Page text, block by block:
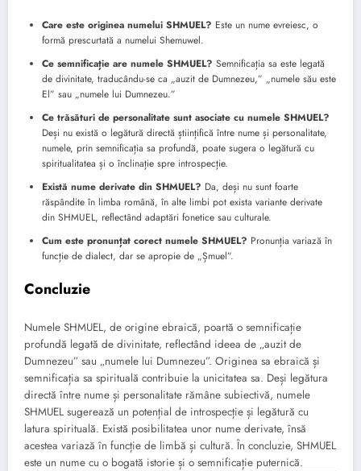
Care este originea numelui SHMUEL? Este un nume evreiesc, o
formă prescurtată a numelui Shemuwel.
Ce semnificație are numele SHMUEL? Semnificația sa este legată
de divinitate, traducându-se ca „auzit de Dumnezeu,” „numele său este
El” sau „numele lui Dumnezeu.”
Ce trăsături de personalitate sunt asociate cu numele SHMUEL?
Deși nu există o legătură directă științifică între nume și personalitate,
numele, prin semnificația sa profundă, poate sugera o legătură cu
spiritualitatea și o înclinație spre introspecție.
Există nume derivate din SHMUEL? Da, deși nu sunt foarte
răspândite în limba română, în alte limbi pot exista variante derivate
din SHMUEL, reflectând adaptări fonetice sau culturale.
Cum este pronunțat corect numele SHMUEL? Pronunția variază în
funcție de dialect, dar se apropie de „Șmuel”.
Concluzie
Numele SHMUEL, de origine ebraică, poartă o semnificație
profundă legată de divinitate, reflectând ideea de „auzit de
Dumnezeu” sau „numele lui Dumnezeu”. Originea sa ebraică și
semnificația sa spirituală contribuie la unicitatea sa. Deși legătura
directă între nume și personalitate rămâne subiectivă, numele
SHMUEL sugerează un potențial de introspecție și legătură cu
latura spirituală. Există posibilitatea unor nume derivate, însă
acestea variază în funcție de limbă și cultură. În concluzie, SHMUEL
este un nume cu o bogată istorie și o semnificație puternică.